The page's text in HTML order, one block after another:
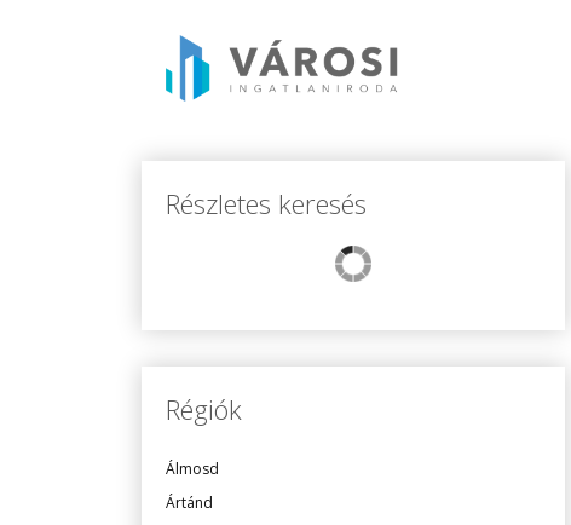
Részletes keresés
Régiók
Álmosd
Ártánd